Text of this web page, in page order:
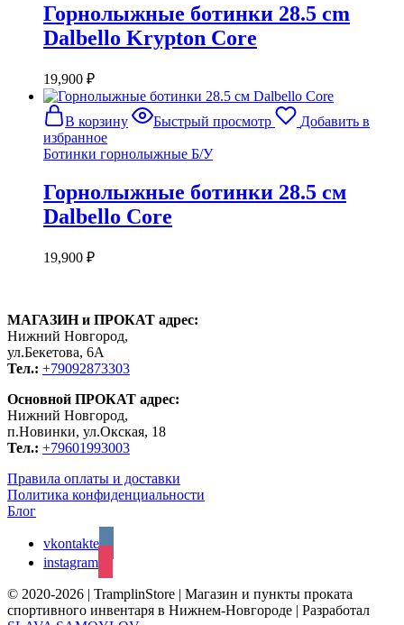
Горнолыжные ботинки 28.5 cm
Dalbello Krypton Core
19,900 ₽
В корзину Быстрый просмотр
Добавить в
избранное
Ботинки горнолыжные Б/У
Горнолыжные ботинки 28.5 см
Dalbello Core
19,900 ₽
МАГАЗИН и ПРОКАТ адрес:
Нижний Новгород,
ул.Бекетова, 6А
Тел.: +79092873303
Основной ПРОКАТ адрес:
Нижний Новгород,
п.Новинки, ул.Окская, 18
Тел.: +79601993003
Правила оплаты и доставки
Политика конфиденциальности
Блог
vkontakte
instagram
© 2020-2026 | TramplinStore | Магазин и пункты проката
спортивного инвентаря в Нижнем-Новгороде | Разработал